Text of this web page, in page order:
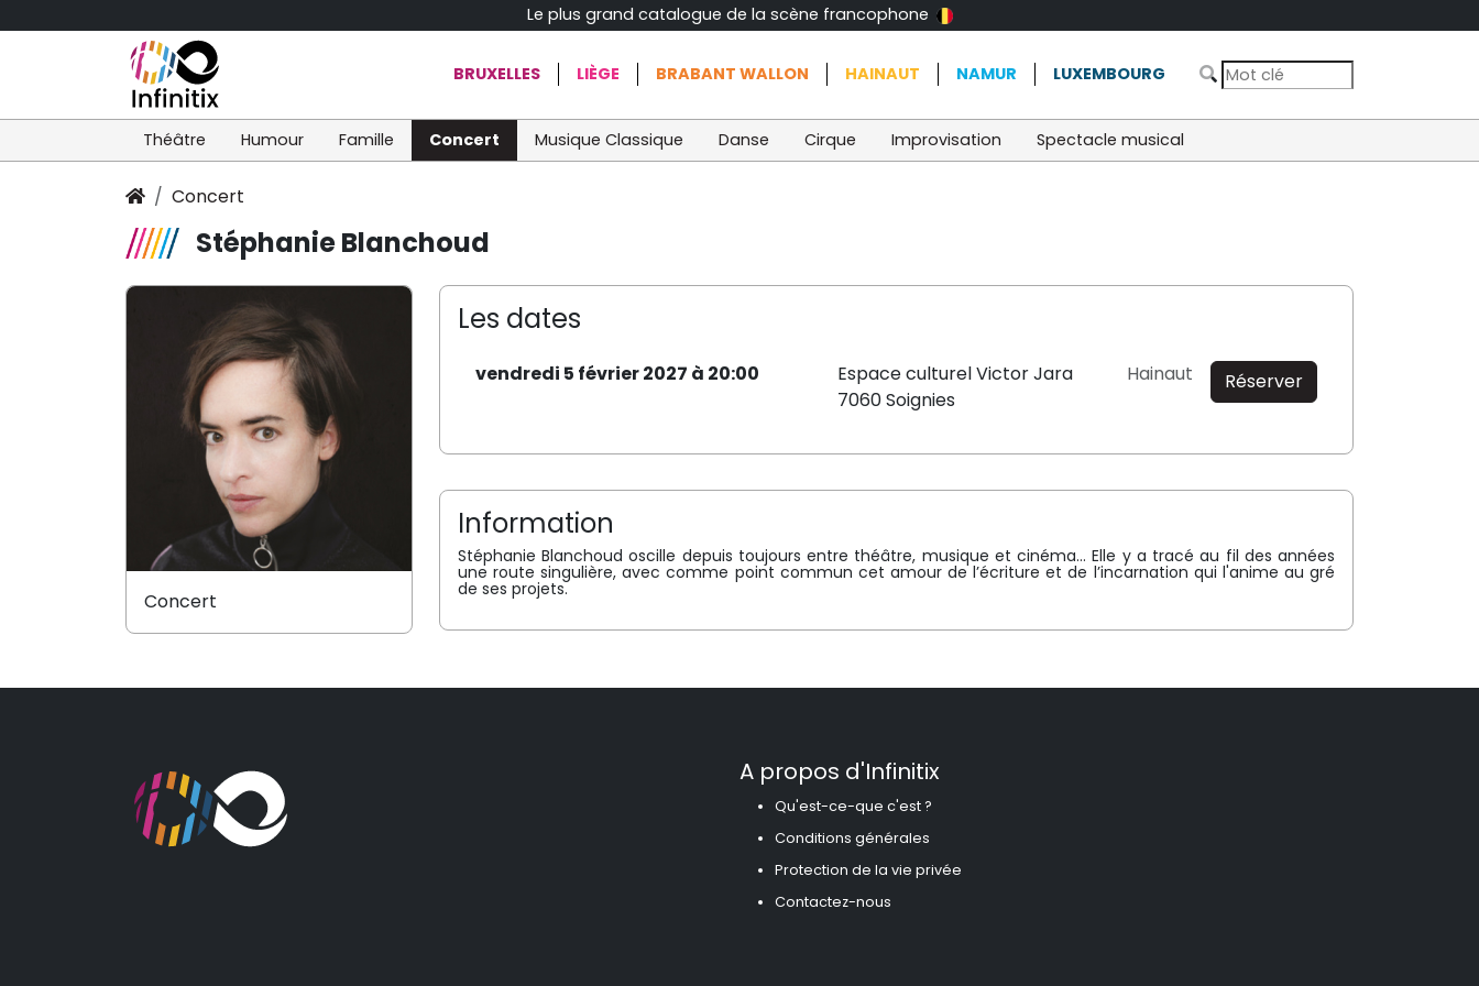
Le plus grand catalogue de la scène francophone
BRUXELLES LIÈGE BRABANT WALLON HAINAUT NAMUR LUXEMBOURG
Théâtre Humour Famille Concert Musique Classique Danse Cirque Improvisation Spectacle musical
Concert
Stéphanie Blanchoud
Les dates
vendredi 5 février 2027 à 20:00
Espace culturel Victor Jara
7060 Soignies
Hainaut Réserver
Information
Stéphanie Blanchoud oscille depuis toujours entre théâtre, musique et cinéma… Elle y a tracé au fil des années
une route singulière, avec comme point commun cet amour de l’écriture et de l’incarnation qui l'anime au gré
de ses projets.
Concert
A propos d'Infinitix
Qu'est-ce-que c'est ?
Conditions générales
Protection de la vie privée
Contactez-nous